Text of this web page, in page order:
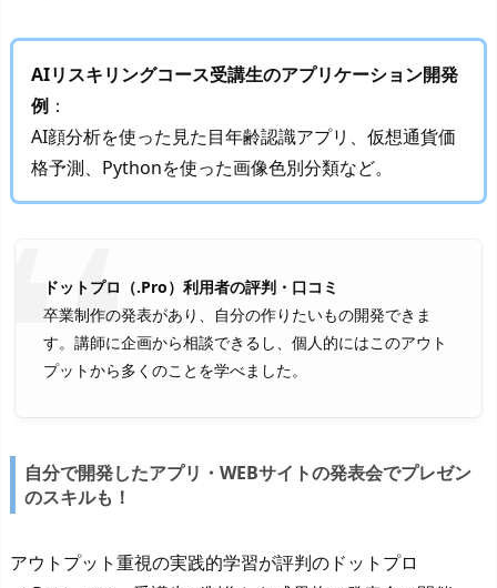
AIリスキリングコース受講生のアプリケーション開発
例 ：
AI顔分析を使った見た目年齢認識アプリ、仮想通貨価
格予測、Pythonを使った画像色別分類など。
ドットプロ（.Pro）利用者の評判・口コミ
卒業制作の発表があり、自分の作りたいもの開発できま
す。講師に企画から相談できるし、個人的にはこのアウト
プットから多くのことを学べました。
自分で開発したアプリ・WEBサイトの発表会でプレゼン
のスキルも！
アウトプット重視の実践的学習が評判のドットプロ